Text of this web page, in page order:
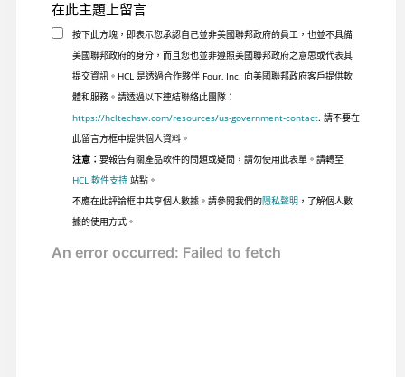
在此主題上留言
按下此方塊，即表示您承認自己並非美國聯邦政府的員工，也並不具備
美國聯邦政府的身分，而且您也並非遵照美國聯邦政府之意思或代表其
提交資訊。HCL 是透過合作夥伴 Four, Inc. 向美國聯邦政府客戶提供軟
體和服務。請透過以下連結聯絡此團隊：
https://hcltechsw.com/resources/us-government-contact. 請不要在
此留言方框中提供個人資料。
注意： 要報告有關產品軟件的問題或疑問，請勿使用此表單。請轉至
HCL 軟件支持站點。
不應在此評論框中共享個人數據。請參閱我們的隱私聲明 ，了解個人數
據的使用方式。